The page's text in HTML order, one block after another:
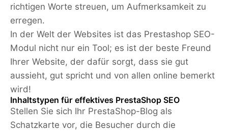
richtigen Worte streuen, um Aufmerksamkeit zu
erregen.
In der Welt der Websites ist das Prestashop SEO-
Modul nicht nur ein Tool; es ist der beste Freund
Ihrer Website, der dafür sorgt, dass sie gut
aussieht, gut spricht und von allen online bemerkt
wird!
Inhaltstypen für effektives PrestaShop SEO
Stellen Sie sich Ihr PrestaShop-Blog als
Schatzkarte vor, die Besucher durch die